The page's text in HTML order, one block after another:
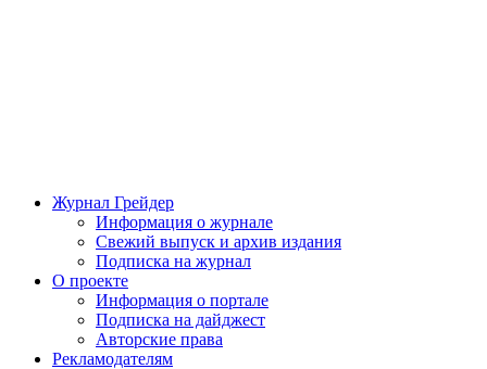
Журнал Грейдер
Информация о журнале
Свежий выпуск и архив издания
Подписка на журнал
О проекте
Информация о портале
Подписка на дайджест
Авторские права
Рекламодателям